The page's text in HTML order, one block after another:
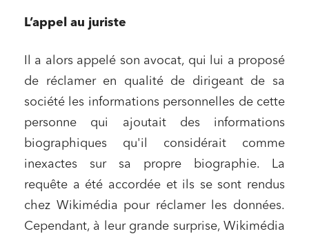
L’appel au juriste
Il a alors appelé son avocat, qui lui a proposé
de réclamer en qualité de dirigeant de sa
société les informations personnelles de cette
personne qui ajoutait des informations
biographiques qu'il considérait comme
inexactes sur sa propre biographie. La
requête a été accordée et ils se sont rendus
chez Wikimédia pour réclamer les données.
Cependant, à leur grande surprise, Wikimédia